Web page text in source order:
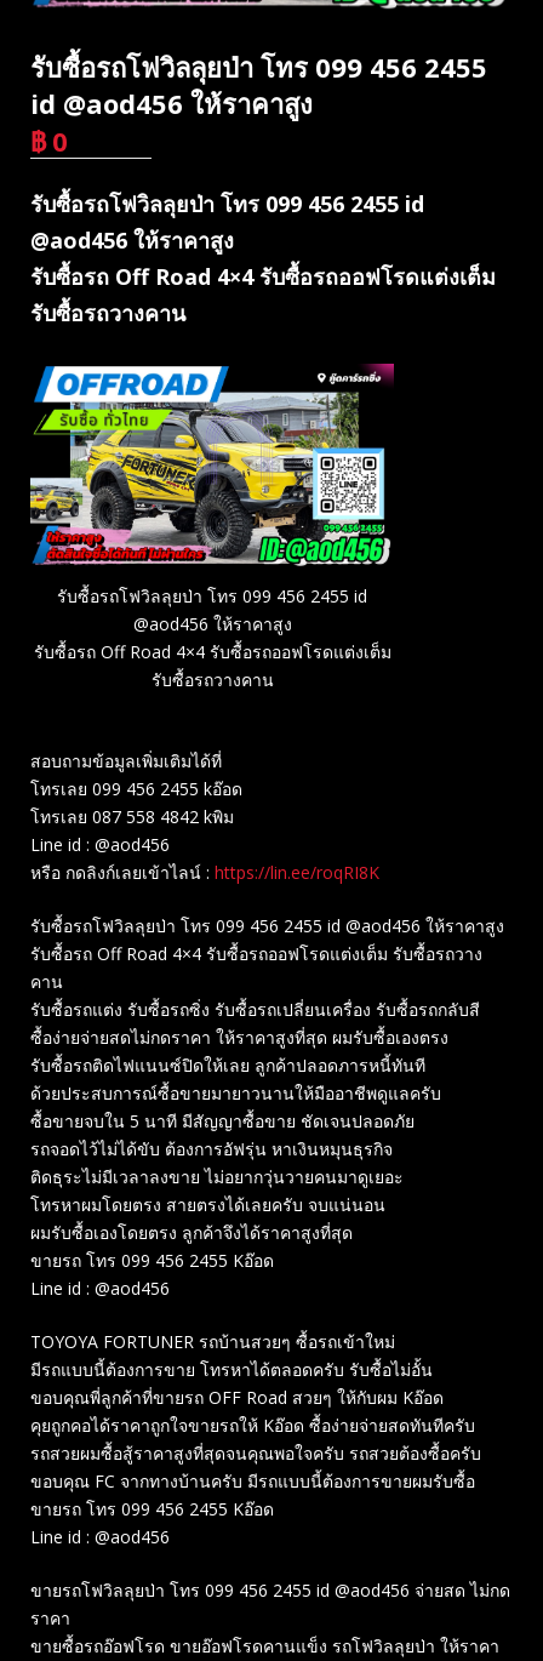
รับซื้อรถโฟวิลลุยป่า โทร 099 456 2455
id @aod456 ให้ราคาสูง
฿ 0
รับซื้อรถโฟวิลลุยป่า โทร 099 456 2455 id
@aod456 ให้ราคาสูง
รับซื้อรถ Off Road 4×4 รับซื้อรถออฟโรดแต่งเต็ม
รับซื้อรถวางคาน
รับซื้อรถโฟวิลลุยป่า โทร 099 456 2455 id
@aod456 ให้ราคาสูง
รับซื้อรถ Off Road 4×4 รับซื้อรถออฟโรดแต่งเต็ม
รับซื้อรถวางคาน
สอบถามข้อมูลเพิ่มเติมได้ที่
โทรเลย 099 456 2455 kอ๊อด
โทรเลย 087 558 4842 kพิม
Line id : @aod456
หรือ กดลิงก์เลยเข้าไลน์ : https://lin.ee/roqRI8K
รับซื้อรถโฟวิลลุยป่า โทร 099 456 2455 id @aod456 ให้ราคาสูง
รับซื้อรถ Off Road 4×4 รับซื้อรถออฟโรดแต่งเต็ม รับซื้อรถวาง
คาน
รับซื้อรถแต่ง รับซื้อรถซิ่ง รับซื้อรถเปลี่ยนเครื่อง รับซื้อรถกลับสี
ซื้อง่ายจ่ายสดไม่กดราคา ให้ราคาสูงที่สุด ผมรับซื้อเองตรง
รับซื้อรถติดไฟแนนซ์ปิดให้เลย ลูกค้าปลอดภารหนี้ทันที
ด้วยประสบการณ์ซื้อขายมายาวนานให้มืออาชีพดูแลครับ
ซื้อขายจบใน 5 นาที มีสัญญาซื้อขาย ชัดเจนปลอดภัย
รถจอดไว้ไม่ได้ขับ ต้องการอัฟรุ่น หาเงินหมุนธุรกิจ
ติดธุระไม่มีเวลาลงขาย ไม่อยากวุ่นวายคนมาดูเยอะ
โทรหาผมโดยตรง สายตรงได้เลยครับ จบแน่นอน
ผมรับซื้อเองโดยตรง ลูกค้าจึงได้ราคาสูงที่สุด
ขายรถ โทร 099 456 2455 Kอ๊อด
Line id : @aod456
TOYOYA FORTUNER รถบ้านสวยๆ ซื้อรถเข้าใหม่
มีรถแบบนี้ต้องการขาย โทรหาได้ตลอดครับ รับซื้อไม่อั้น
ขอบคุณพี่ลูกค้าที่ขายรถ OFF Road สวยๆ ให้กับผม Kอ๊อด
คุยถูกคอได้ราคาถูกใจขายรถให้ Kอ๊อด ซื้อง่ายจ่ายสดทันทีครับ
รถสวยผมซื้อสู้ราคาสูงที่สุดจนคุณพอใจครับ รถสวยต้องซื้อครับ
ขอบคุณ FC จากทางบ้านครับ มีรถแบบนี้ต้องการขายผมรับซื้อ
ขายรถ โทร 099 456 2455 Kอ๊อด
Line id : @aod456
ขายรถโฟวิลลุยป่า โทร 099 456 2455 id @aod456 จ่ายสด ไม่กด
ราคา
ขายซื้อรถอ๊อฟโรด ขายอ๊อฟโรดคานแข็ง รถโฟวิลลุยป่า ให้ราคา